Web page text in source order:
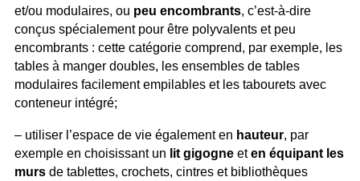
et/ou modulaires, ou peu encombrants, c’est-à-dire
conçus spécialement pour être polyvalents et peu
encombrants : cette catégorie comprend, par exemple, les
tables à manger doubles, les ensembles de tables
modulaires facilement empilables et les tabourets avec
conteneur intégré;
– utiliser l’espace de vie également en hauteur, par
exemple en choisissant un lit gigogne eten équipant les
murs de tablettes, crochets, cintres et bibliothèques